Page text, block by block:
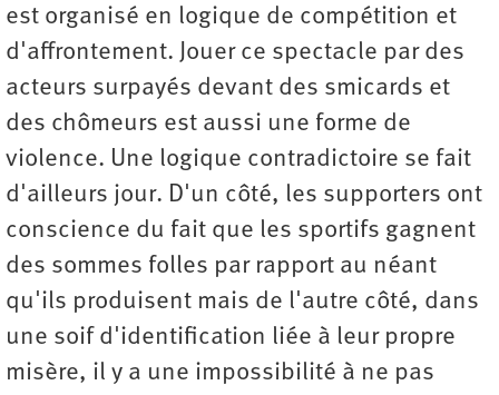
est organisé en logique de compétition et
d'affrontement. Jouer ce spectacle par des
acteurs surpayés devant des smicards et
des chômeurs est aussi une forme de
violence. Une logique contradictoire se fait
d'ailleurs jour. D'un côté, les supporters ont
conscience du fait que les sportifs gagnent
des sommes folles par rapport au néant
qu'ils produisent mais de l'autre côté, dans
une soif d'identification liée à leur propre
misère, il y a une impossibilité à ne pas